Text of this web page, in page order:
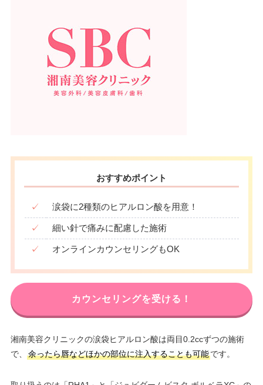
おすすめポイント
✓ 涙袋に2種類のヒアルロン酸を用意！
✓ 細い針で痛みに配慮した施術
✓ オンラインカウンセリングもOK
カウンセリングを受ける！
湘南美容クリニックの涙袋ヒアルロン酸は両目0.2ccずつの施術
で、
余ったら唇などほかの部位に注入することも可能です。